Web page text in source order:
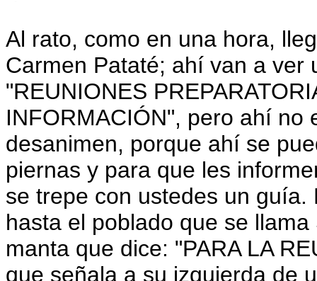
Al rato, como en una hora,
Carmen Pataté; ahí van a ver
"REUNIONES
INFORMACIÓN", pero ahí no
desanimen, porque ahí se
piernas y para que les
se trepe con ustedes un
hasta el poblado que se
manta que dice: "PARA LA
que señala a su izquierda de